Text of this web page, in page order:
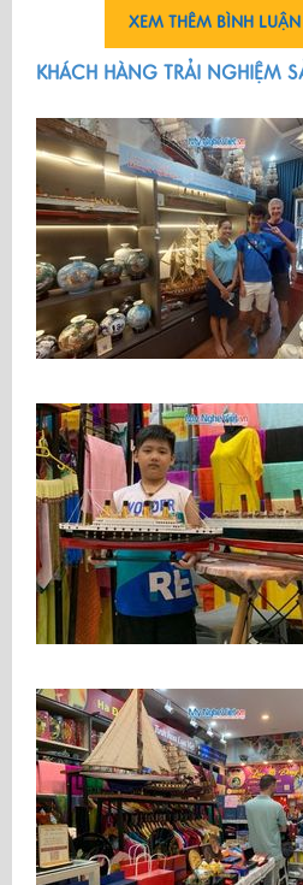
XEM THÊM BÌNH
KHÁCH HÀNG TRẢI NGHIỆM